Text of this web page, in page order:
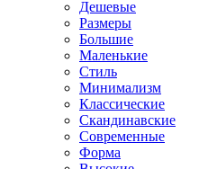
Дешевые
Размеры
Большие
Маленькие
Стиль
Минимализм
Классические
Скандинавские
Современные
Форма